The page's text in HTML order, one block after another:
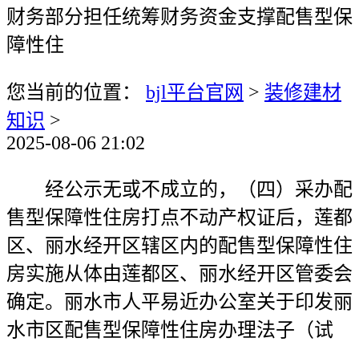
财务部分担任统筹财务资金支撑配售型保
障性住
您当前的位置： bjl平台官网 > 装修建材
知识 >
2025-08-06 21:02
经公示无或不成立的，（四）采办配
售型保障性住房打点不动产权证后，莲都
区、丽水经开区辖区内的配售型保障性住
房实施从体由莲都区、丽水经开区管委会
确定。丽水市人平易近办公室关于印发丽
水市区配售型保障性住房办理法子（试